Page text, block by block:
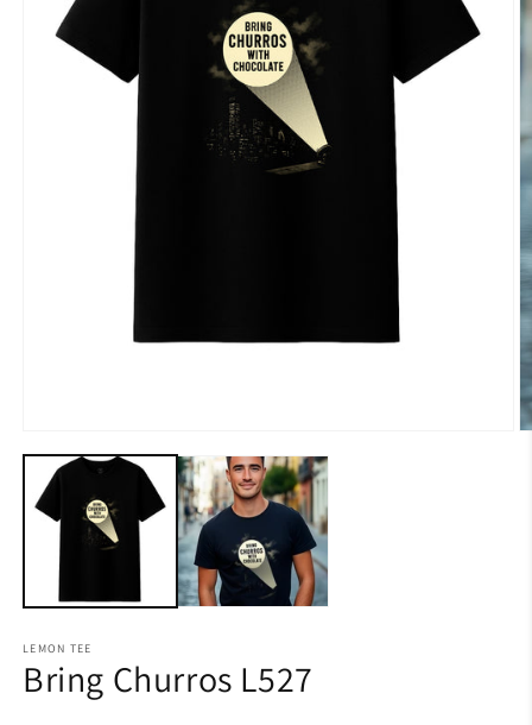
LEMON TEE
Bring Churros L527